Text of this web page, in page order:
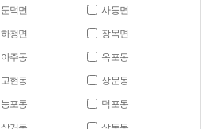
둔덕면 사등면
하청면 장목면
아주동 옥포동
고현동 상문동
능포동 덕포동